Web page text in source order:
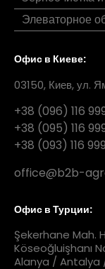
Элеваторное
Офис в Киеве:
03150, Киев, ул.
+38 (096) 116
+38 (095) 116
+38 (093) 116
office@b2b-
Офис в Турции:
Şekerhane Mah.
Köseoğluişhanı
Alanya / Antalya /